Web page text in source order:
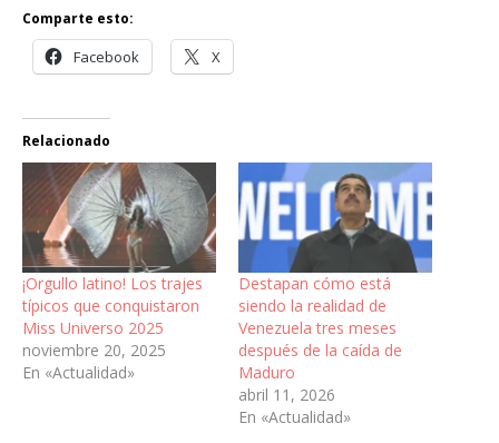
Comparte esto:
Facebook X
Relacionado
¡Orgullo latino! Los trajes
típicos que conquistaron
Miss Universo 2025
noviembre 20, 2025
En «Actualidad»
Destapan cómo está
siendo la realidad de
Venezuela tres meses
después de la caída de
Maduro
abril 11, 2026
En «Actualidad»